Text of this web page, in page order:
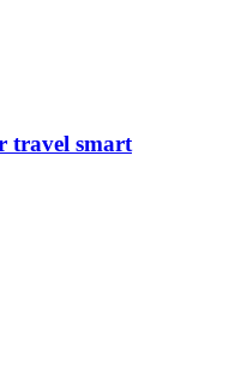
travel smart